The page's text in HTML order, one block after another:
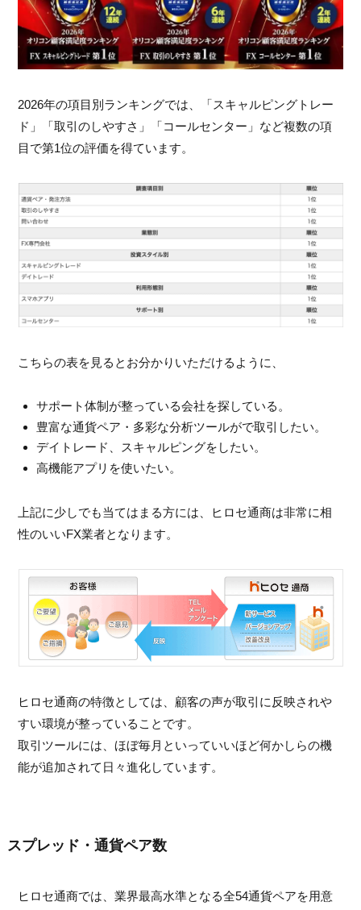
2026年の項目別ランキングでは、「スキャルピングトレー
ド」「取引のしやすさ」「コールセンター」など複数の項
目で第1位の評価を得ています。
こちらの表を見るとお分かりいただけるように、
サポート体制が整っている会社を探している。
豊富な通貨ペア・多彩な分析ツールがで取引したい。
デイトレード、スキャルピングをしたい。
高機能アプリを使いたい。
上記に少しでも当てはまる方には、ヒロセ通商は非常に相
性のいいFX業者となります。
ヒロセ通商の特徴としては、顧客の声が取引に反映されや
すい環境が整っていることです。
取引ツールには、ほぼ毎月といっていいほど何かしらの機
能が追加されて日々進化しています。
スプレッド・通貨ペア数
ヒロセ通商では、業界最高水準となる全54通貨ペアを用意